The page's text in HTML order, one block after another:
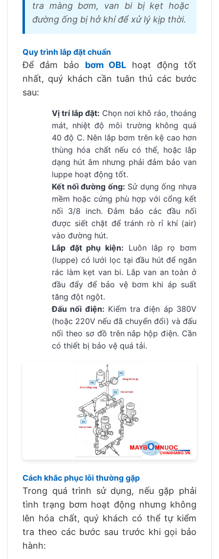
tra màng bơm, van bi bị kẹt hoặc
đường ống bị hở khí để xử lý kịp thời.
Quy trình lắp đặt chuẩn
Để đảm bảo bơm OBL hoạt động tốt
nhất, quý khách cần tuân thủ các bước
sau:
Vị trí lắp đặt: Chọn nơi khô ráo, thoáng
mát, nhiệt độ môi trường không quá
40 độ C. Nên lắp bơm trên kệ cao hơn
thùng hóa chất nếu có thể, hoặc lắp
dạng hút âm nhưng phải đảm bảo van
luppe hoạt động tốt.
Kết nối đường ống: Sử dụng ống nhựa
mềm hoặc cứng phù hợp với cổng kết
nối 3/8 inch. Đảm bảo các đầu nối
được siết chặt để tránh rò rỉ khí (air)
vào đường hút.
Lắp đặt phụ kiện: Luôn lắp rọ bơm
(luppe) có lưới lọc tại đầu hút để ngăn
rác làm kẹt van bi. Lắp van an toàn ở
đầu đẩy để bảo vệ bơm khi áp suất
tăng đột ngột.
Đấu nối điện: Kiểm tra điện áp 380V
(hoặc 220V nếu đã chuyển đổi) và đấu
nối theo sơ đồ trên nắp hộp điện. Cần
có thiết bị bảo vệ quá tải.
Cách khắc phục lỗi thường gặp
Trong quá trình sử dụng, nếu gặp phải
tình trạng bơm hoạt động nhưng không
lên hóa chất, quý khách có thể tự kiểm
tra theo các bước sau trước khi gọi bảo
hành: